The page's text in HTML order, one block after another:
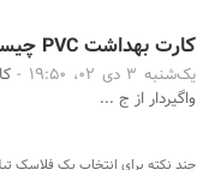
کارت بهداشت PVC چیست و چه کاربردی دارد؟
یک‌شنبه 3 دی 02، 19:50 -
واگیردار از ج ...
چند نکته برای انتخاب یک فلاسک